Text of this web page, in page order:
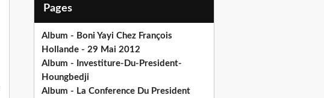
Pages
Album - Boni Yayi Chez François
Hollande - 29 Mai 2012
Album - Investiture-Du-President-
Houngbedji
Album - La Conference Du President